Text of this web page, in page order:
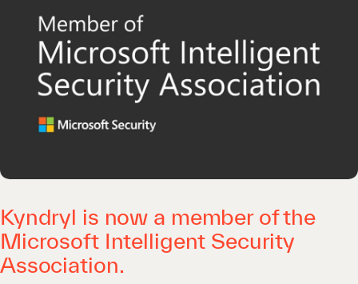
Kyndryl is now a member of the
Microsoft Intelligent Security
Association.